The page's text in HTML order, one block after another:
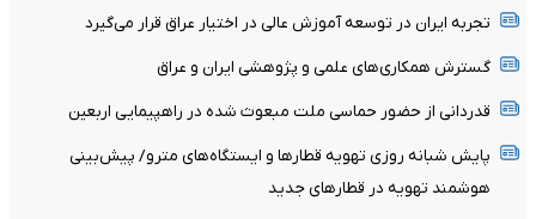
تجربه ایران در توسعه آموزش عالی در اختیار عراق قرار می‌گیرد
گسترش همکاری‌های علمی و پژوهشی ایران و عراق
قدردانی از حضور حماسی ملت مبعوث شده در راهپیمایی اربعین
پایش شبانه روزی تهویه قطارها و ایستگاه‌های مترو/ پیش‌بینی
هوشمند تهویه در قطارهای جدید